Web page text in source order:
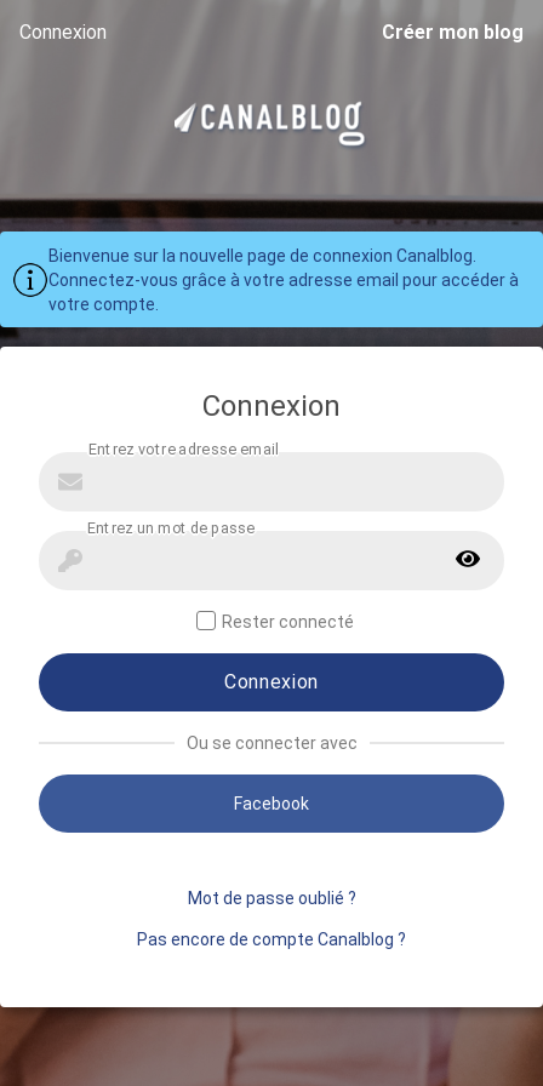
Connexion Créer mon blog
Bienvenue sur la nouvelle page de connexion Canalblog.
Connectez-vous grâce à votre adresse email pour accéder à
votre compte.
Connexion
Rester connecté
Connexion
Ou se connecter avec
Facebook
Mot de passe oublié ?
Pas encore de compte Canalblog ?